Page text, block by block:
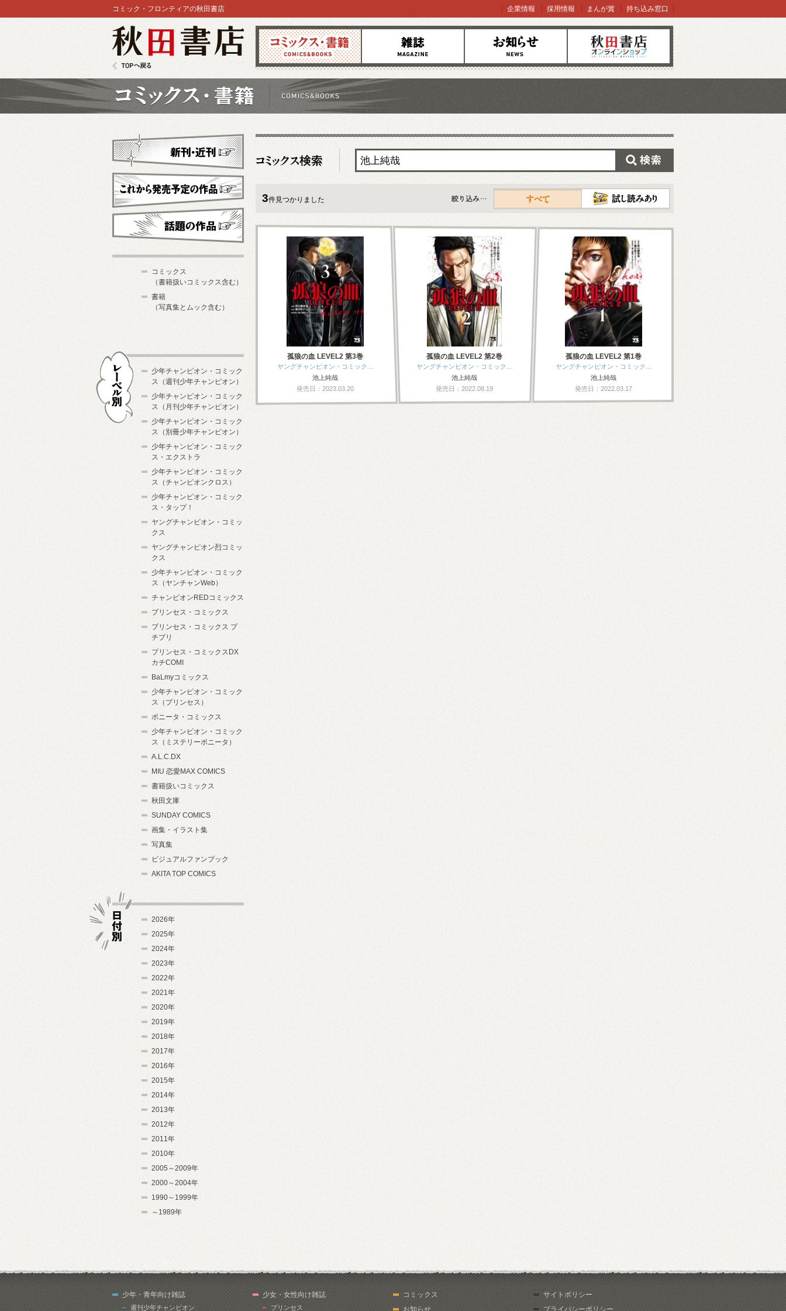
コミックス 雑誌 お知らせ オンラインショップ
コミック・フロンティアの秋田書店 企業情報 採用情報 まんが賞 持ち込み窓口
3件見つかりました
すべて
孤狼の血 LEVEL2 第3巻
ヤングチャンピオン・コミック…
池上純哉
発売日：2023.03.20
孤狼の血 LEVEL2 第2巻
ヤングチャンピオン・コミック…
池上純哉
発売日：2022.08.19
孤狼の血 LEVEL2 第1巻
ヤングチャンピオン・コミック…
池上純哉
発売日：2022.03.17
新刊・近刊
これから発売予定
コミックス
（書籍扱いコミックス含む）
書籍
（写真集とムック含む）
少年チャンピオン・コミック
ス（週刊少年チャンピオン）
少年チャンピオン・コミック
ス（月刊少年チャンピオン）
少年チャンピオン・コミック
ス（別冊少年チャンピオン）
少年チャンピオン・コミック
ス・エクストラ
少年チャンピオン・コミック
ス（チャンピオンクロス）
少年チャンピオン・コミック
ス・タップ！
ヤングチャンピオン・コミッ
クス
ヤングチャンピオン烈コミッ
クス
少年チャンピオン・コミック
ス（ヤンチャンWeb）
チャンピオンREDコミックス
プリンセス・コミックス
プリンセス・コミックス プ
チプリ
プリンセス・コミックスDX
カチCOMI
BaLmyコミックス
少年チャンピオン・コミック
ス（プリンセス）
ボニータ・コミックス
少年チャンピオン・コミック
ス（ミステリーボニータ）
A.L.C.DX
MIU 恋愛MAX COMICS
書籍扱いコミックス
秋田文庫
SUNDAY COMICS
画集・イラスト集
写真集
ビジュアルファンブック
AKITA TOP COMICS
2026年
2025年
2024年
2023年
2022年
2021年
2020年
2019年
2018年
2017年
2016年
2015年
2014年
2013年
2012年
2011年
2010年
2005～2009年
2000～2004年
1990～1999年
～1989年
少年・青年向け雑誌
週刊少年チャンピオン
少女・女性向け雑誌
プリンセス
コミックス
お知らせ
サイトポリシー
プライバシーポリシー